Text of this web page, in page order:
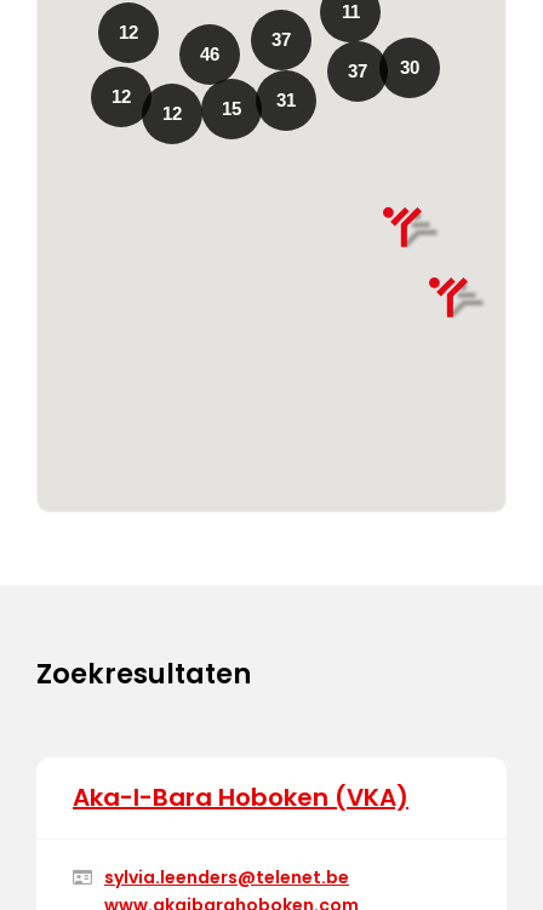
37
46
30
31
12
11
37
12
12
15
Zoekresultaten
Aka-I-Bara Hoboken (VKA)
sylvia.leenders@telenet.be
www.akaibarahoboken.com